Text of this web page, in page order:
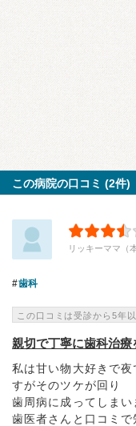
この病院の口コミ (2件)
リッキーママ（
歯科
この口コミは受診から5年
親切で丁寧に歯科治療
私は甘い物大好きで
すがそのツケが回り
歯周病に成ってしま
歯医者さんと口コミ